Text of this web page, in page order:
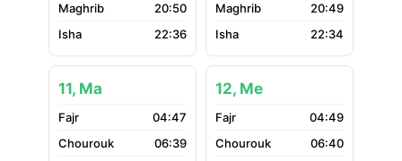
20:50
22:36
20:49
22:34
11, Ma
04:47
06:39
12, Me
04:49
06:40